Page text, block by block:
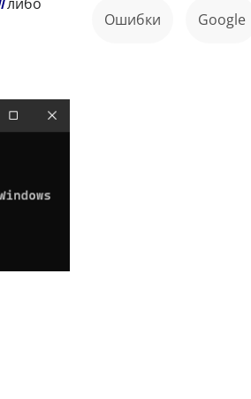
ошибки Google